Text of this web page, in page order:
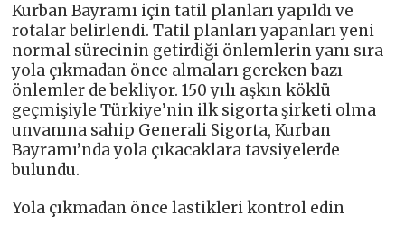
Kurban Bayramı için tatil planları yapıldı ve
rotalar belirlendi. Tatil planları yapanları yeni
normal sürecinin getirdiği önlemlerin yanı sıra
yola çıkmadan önce almaları gereken bazı
önlemler de bekliyor. 150 yılı aşkın köklü
geçmişiyle Türkiye’nin ilk sigorta şirketi olma
unvanına sahip Generali Sigorta, Kurban
Bayramı’nda yola çıkacaklara tavsiyelerde
bulundu.
Yola çıkmadan önce lastikleri kontrol edin